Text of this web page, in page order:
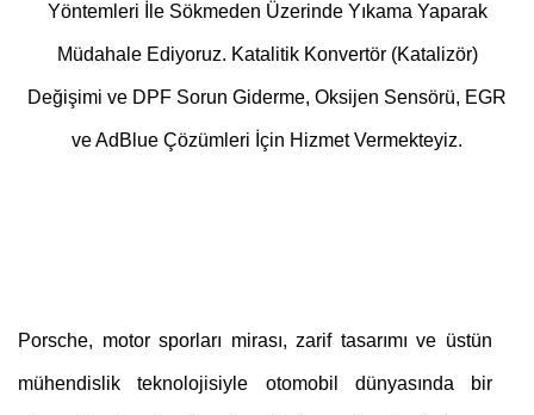
Yöntemleri İle Sökmeden Üzerinde Yıkama Yaparak
Müdahale Ediyoruz. Katalitik Konvertör (Katalizör)
Değişimi ve DPF Sorun Giderme, Oksijen Sensörü, EGR
ve AdBlue Çözümleri İçin Hizmet Vermekteyiz.
Porsche, motor sporları mirası, zarif tasarımı ve üstün
mühendislik teknolojisiyle otomobil dünyasında bir